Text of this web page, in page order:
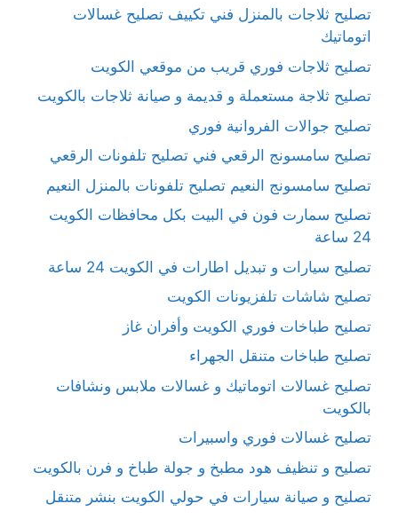
تصليح ثلاجات بالمنزل فني تكييف تصليح غسالات
اتوماتيك
تصليح ثلاجات فوري قريب من موقعي الكويت
تصليح ثلاجة مستعملة و قديمة و صيانة ثلاجات بالكويت
تصليح جوالات الفروانية فوري
تصليح سامسونج الرقعي فني تصليح تلفونات الرقعي
تصليح سامسونج النعيم تصليح تلفونات بالمنزل النعيم
تصليح سمارت فون في البيت بكل محافظات الكويت
24 ساعة
تصليح سيارات و تبديل اطارات في الكويت 24 ساعة
تصليح شاشات تلفزيونات الكويت
تصليح طباخات فوري الكويت وأفران غاز
تصليح طباخات متنقل الجهراء
تصليح غسالات اتوماتيك و غسالات ملابس ونشافات
بالكويت
تصليح غسالات فوري واسبيرات
تصليح و تنظيف هود مطبخ و جولة طباخ و فرن بالكويت
تصليح و صيانة سيارات في حولي الكويت بنشر متنقل